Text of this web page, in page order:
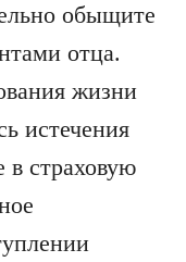
обыщите
отца.
жизни
истечения
в страховую